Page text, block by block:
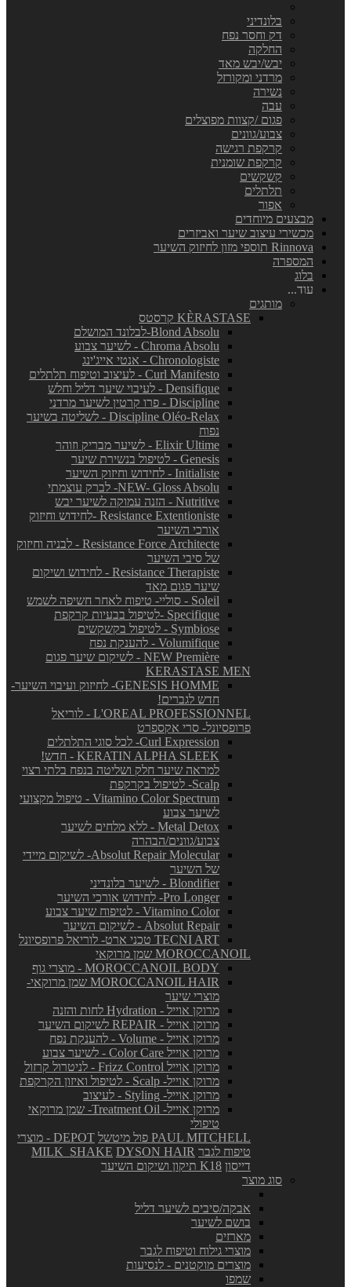
בלונדיני
דק וחסר נפח
החלקה
יבש/יבש מאד
מרדני ומקורזל
נשירה
עבה
פגום /קצוות מפוצלים
צבוע/גוונים
קרקפת רגישה
קרקפת שומנית
קשקשים
תלתלים
אפור
מבצעים מיוחדים
מכשירי עיצוב שיער ואביזרים
Rinnova תוספי מזון לחיזוק השיער
המספרה
בלוג
עוד...
מותגים
KÈRASTASE קרסטס
Blond Absolu-לבלונד המושלם
Chroma Absolu - לשיער צבוע
Chronologiste - אנטי אייג'ינג
Curl Manifesto - לעיצוב וטיפוח תלתלים
Densifique - לעיבוי שיער דליל וחלש
Discipline - פרו קרטין לשיער מרדני
Discipline Oléo-Relax - לשליטה בשיער
נפוח
Elixir Ultime - לשיער מבריק וזוהר
Genesis - לטיפול בנשירת שיער
Initialiste - לחידוש וחיזוק השיער
NEW- Gloss Absolu- לברק עוצמתי
Nutritive - הזנה עמוקה לשיער יבש
Resistance Extentioniste -לחידוש וחיזוק
אורכי השיער
Resistance Force Architecte - לבניה וחיזוק
של סיבי השיער
Resistance Therapiste - לחידוש ושיקום
שיער פגום מאד
Soleil - סוליי- טיפוח לאחר חשיפה לשמש
Specifique -לטיפול בבעיות קרקפת
Symbiose - לטיפול בקשקשים
Volumifique - להענקת נפח
NEW Première - לשיקום שיער פגום
KERASTASE MEN
GENESIS HOMME- לחיזוק ועיבוי השיער-
חדש לגברים!
L'OREAL PROFESSIONNEL - לוריאל
פרופסיונל- סרי אקספרט
Curl Expression- לכל סוגי התלתלים
KERATIN ALPHA SLEEK - חדש!
למראה שיער חלק ושליטה בנפח בלתי רצוי
Scalp- לטיפול בקרקפת
Vitamino Color Spectrum - טיפול מקצועי
לשיער צבוע
Metal Detox - ללא מלחים לשיער
צבוע/גוונים/הבהרה
Absolut Repair Molecular- לשיקום מיידי
של השיער
Blondifier - לשיער בלונדיני
Pro Longer- לחידוש אורכי השיער
Vitamino Color - לטיפוח שיער צבוע
Absolut Repair - לשיקום השיער
TECNI ART טכני ארט- לוריאל פרופסיונל
MOROCCANOIL שמן מרוקאי
MOROCCANOIL BODY - מוצרי גוף
MOROCCANOIL HAIR שמן מרוקאי-
מוצרי שיער
מרוקן אוייל - Hydration לחות והזנה
מרוקן אוייל - REPAIR לשיקום השיער
מרוקן אוייל - Volume - להענקת נפח
מרוקן אוייל Color Care - לשיער צבוע
מרוקן אוייל Frizz Control - לניטרול קרזול
מרוקן אוייל- Scalp - לטיפול ואיזון הקרקפת
מרוקן אוייל- Styling - לעיצוב
מרוקן אוייל- Treatment Oil- שמן מרוקאי
טיפולי
PAUL MITCHELL פול מיטשל
DEPOT - מוצרי
טיפוח לגבר
MILK_SHAKE DYSON HAIR
דייסון K18 תיקון ושיקום השיער
סוג מוצר
אבקה/סיבים לשיער דליל
בושם לשיער
מארזים
מוצרי גילוח וטיפוח לגבר
מוצרים מוקטנים - לנסיעות
שמפו